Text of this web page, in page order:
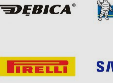
Clic și Vezi Ofertele!